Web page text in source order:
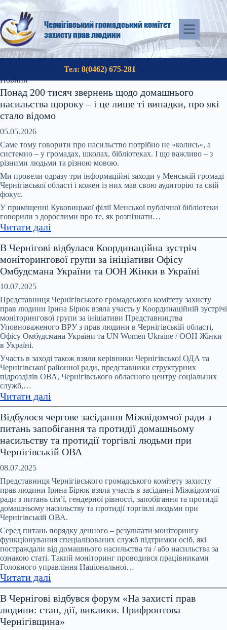
Перейти
до
вмісту
Чернігівський громадський комітет
захисту прав людини
Тел: 8(0462) 675-281
Новини
Понад 200 тисяч звернень щодо домашнього
насильства щороку – і це лише ті випадки, про які
стало відомо
05.05.2026
Саме тому говорити про насильство потрібно не «колись», а
системно – у громадах, школах, бібліотеках. І що важливо – з
різними людьми та різною мовою.
Ми провели одразу три інформаційні заходи у Менській громаді
Чернігівської області і кожен із них мав свою аудиторію та свій
фокус.
У приміщенні Куковицької філії Менської публічної бібліотеки
говорили з дорослими про те, як розпізнати…
Читати далі
Понад
200
тисяч
звернень
домашнього
насильства
щороку
–
це
лише
ті
про
стало
В Чернігові відбулася Координаційна зустріч
моніторингової групи за ініціативи Офісу
Омбудсмана України та ООН Жінки в Україні
10.07.2025
Представниця Чернігівського громадського комітету захисту
прав людини Ірина Бірюк взяла участь у Координаційній зустрічі
моніторингової групи за ініціативи Представництва
Уповноваженого ВРУ з прав людини в Чернігівській області,
Офісу Омбудсмана України та UN Women Ukraine / ООН Жінки
в Україні.
Участь в заході також взяли керівники Чернігівської ОДА та
Чернігівської районної ради, представники структурних
підрозділів ОВА, Чернігівського обласного центру соціальних
служб,…
Читати далі
В
Чернігові
відбулася
Координаційна
зустріч
групи
за
ініціативи
Офісу
Омбудсмана
України
та
ООН
Жінки
в
Україні
Відбулося чергове засідання Міжвідомчої ради з
питань запобігання та протидії домашньому
насильству та протидії торгівлі людьми при
Чернігівській ОВА
08.07.2025
Представниця Чернігівського громадського комітету захисту
прав людини Ірина Бірюк взяла участь в засіданні Міжвідомчої
ради з питань сімʼї, гендерної рівності, запобігання та протидії
домашньому насильству та протидії торгівлі людьми при
Чернігівській ОВА.
Серед питань порядку денного – результати моніторингу
функціонування спеціалізованих служб підтримки осіб, які
постраждали від домашнього насильства та / або насильства за
ознакою статі. Такий моніторинг проводився працівниками
Головного управління Національної…
Читати далі
Відбулося
чергове
засідання
Міжвідомчої
В Чернігові відбувся форум «На захисті прав
людини: стан, дії, виклики. Прифронтова
Чернігівщина»